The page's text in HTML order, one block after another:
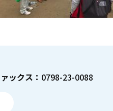
ックス： 0798-23-0088